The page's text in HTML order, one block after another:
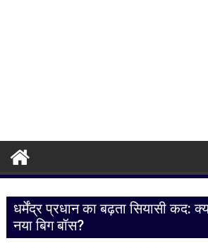
धर्मेंद्र प्रधान का बढ़ता सियासी कद:
नया बिग बॉस?